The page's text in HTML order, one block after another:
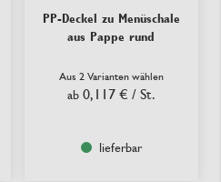
PP-Deckel zu Menüschale
aus Pappe rund
Aus 2 Varianten wählen
ab 0,117 € / St.
lieferbar